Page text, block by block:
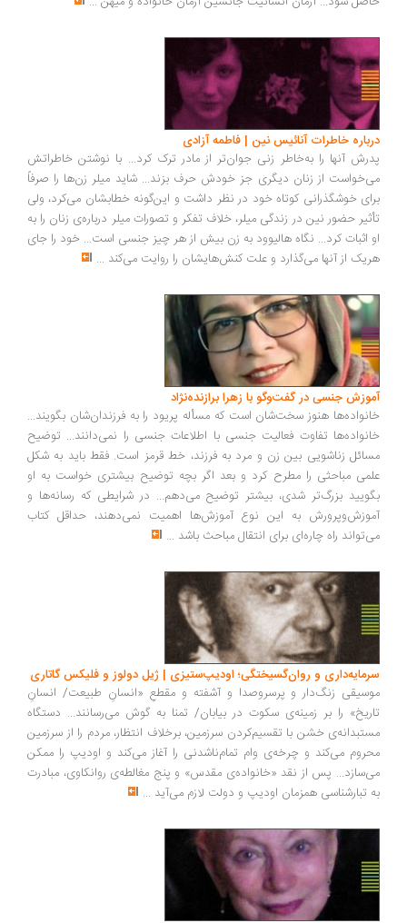
درباره خاطرات آنائیس نین | فاطمه آزادی
پدرش آنها را به‌خاطر زنی جوان‌تر از مادر ترک کرد... با نوشتن خاطراتش
می‌خواست از زنان دیگری جز خودش حرف بزند... شاید میلر زن‌ها را صرفاً
برای خوشگذرانی کوتاه خود در نظر داشت و این‌گونه خطابشان می‌کرد، ولی
تأثیر حضور نین در زندگی میلر، خلاف تفکر و تصورات میلر درباره‌ی زنان را به
او اثبات کرد... نگاه هالیوود به زن بیش از هر چیز جنسی است... خود را جای
هریک از آنها می‌گذارد و علت کنش‌هایشان را روایت می‌کند ...
آموزش جنسی در گفت‌وگو با زهرا برازنده‌نژاد
خانواده‌ها هنوز سخت­‌شان است که مسأله پریود را به فرزندان‌شان بگویند...
خانواده‌ها تفاوت فعالیت جنسی با اطلاعات جنسی را نمی‌دانند... توضیح
مسائل زناشویی بین زن و مرد به فرزند، خط قرمز است. فقط باید به شکل
علمی مباحثی را مطرح کرد و بعد اگر بچه توضیح بیشتری خواست به او
بگویید بزرگ‌تر شدی، بیشتر توضیح می‌دهم... در شرایطی که رسانه‌ها و
آموزش‌وپرورش به این نوع آموزش‌ها اهمیت نمی‌دهند، حداقل کتاب
می‌تواند راه چاره‌ای برای انتقال مباحث باشد ...
سرمایه‌داری و روان‌گسیختگی؛ اودیپ‌ستیزی | ژیل دولوز و فلیکس گاتاری
موسیقی زنگ‌دار و پرسروصدا و آشفته و مقطعِ «انسانِ طبیعت/ انسانِ
تاریخ» را بر زمینه‌ی سکوت در بیابان/ تمنا به گوش می‌رسانند... دستگاه
مستبدانه‌ی خشن با تقسیم‌کردن سرزمین، برخلاف انتظار، مردم را از سرزمین
محروم می‌کند و چرخه‌ی وام تمام‌ناشدنی را آغاز می‌کند و اودیپ را ممکن
می‌سازد... پس از نقد «خانواده‌ی مقدس» و پنج مغالطه‌ی روانکاوی، مبادرت
به تبارشناسی همزمان اودیپ و دولت لازم می‌آید ...